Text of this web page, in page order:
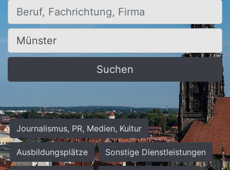
Beruf, Fachrichtung, Firma
Ort, Stadt
Suchen
Journalismus, PR, Medien, Kultur
Ausbildungsplätze Sonstige Dienstleistungen